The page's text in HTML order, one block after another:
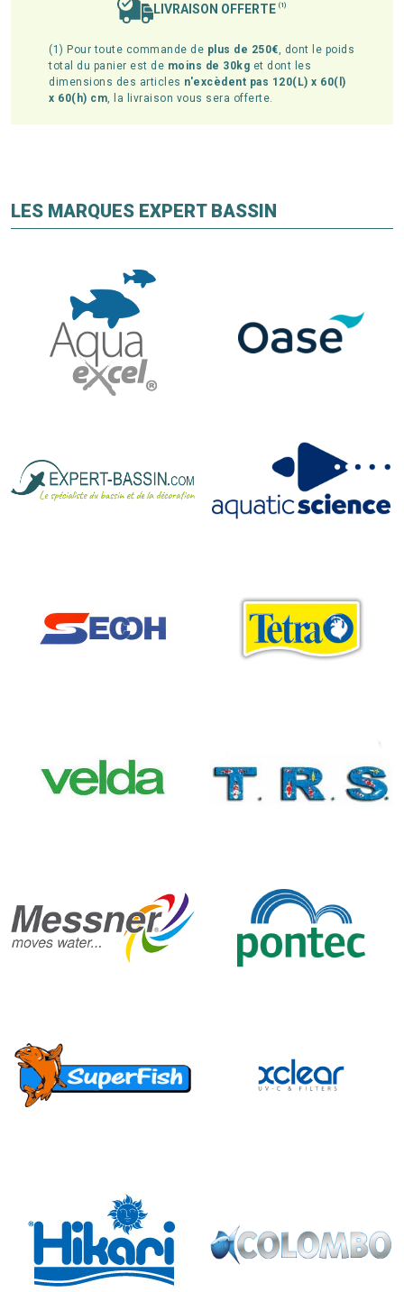
LIVRAISON OFFERTE (1)
(1) Pour toute commande de plus de 250€, dont le poids
total du panier est de moins de 30kg et dont les
dimensions des articles n'excèdent pas 120(L) x 60(l)
x 60(h) cm, la livraison vous sera offerte.
LES MARQUES EXPERT BASSIN